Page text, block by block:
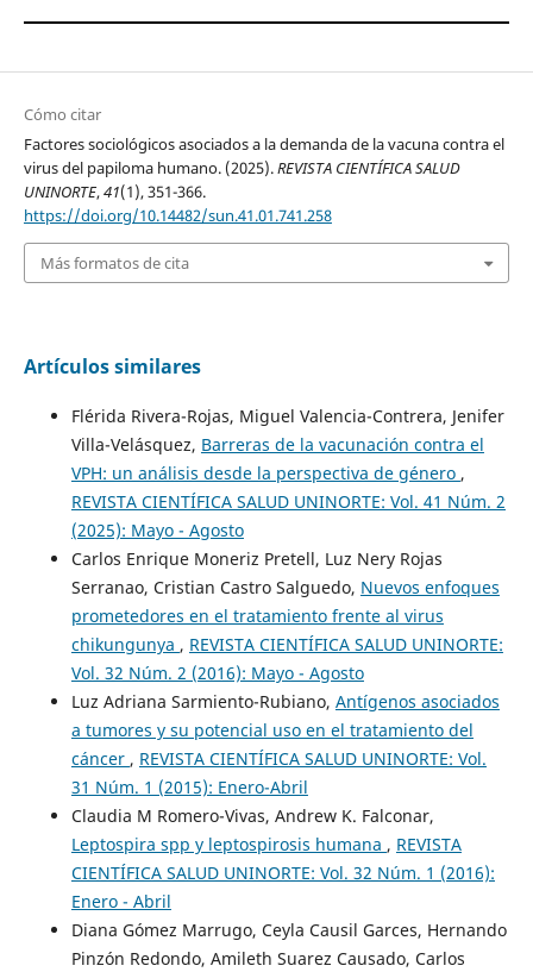
Cómo citar
Factores sociológicos asociados a la demanda de la vacuna contra el
virus del papiloma humano. (2025).REVISTA CIENTÍFICA SALUD
UNINORTE,41(1), 351-366.
https://doi.org/10.14482/sun.41.01.741.258
Más formatos de cita
Artículos similares
Flérida Rivera-Rojas, Miguel Valencia-Contrera, Jenifer
Villa-Velásquez, Barreras de la vacunación contra el
VPH: un análisis desde la perspectiva de género ,
REVISTA CIENTÍFICA SALUD UNINORTE: Vol. 41 Núm. 2
(2025): Mayo - Agosto
Carlos Enrique Moneriz Pretell, Luz Nery Rojas
Serranao, Cristian Castro Salguedo, Nuevos enfoques
prometedores en el tratamiento frente al virus
chikungunya , REVISTA CIENTÍFICA SALUD UNINORTE:
Vol. 32 Núm. 2 (2016): Mayo - Agosto
Luz Adriana Sarmiento-Rubiano, Antígenos asociados
a tumores y su potencial uso en el tratamiento del
cáncer , REVISTA CIENTÍFICA SALUD UNINORTE: Vol.
31 Núm. 1 (2015): Enero-Abril
Claudia M Romero-Vivas, Andrew K. Falconar,
Leptospira spp y leptospirosis humana , REVISTA
CIENTÍFICA SALUD UNINORTE: Vol. 32 Núm. 1 (2016):
Enero - Abril
Diana Gómez Marrugo, Ceyla Causil Garces, Hernando
Pinzón Redondo, Amileth Suarez Causado, Carlos